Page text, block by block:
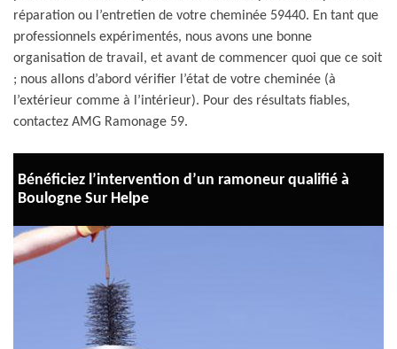
réparation ou l’entretien de votre cheminée 59440. En tant que
professionnels expérimentés, nous avons une bonne
organisation de travail, et avant de commencer quoi que ce soit
; nous allons d’abord vérifier l’état de votre cheminée (à
l’extérieur comme à l’intérieur). Pour des résultats fiables,
contactez AMG Ramonage 59.
Bénéficiez l’intervention d’un ramoneur qualifié à
Boulogne Sur Helpe